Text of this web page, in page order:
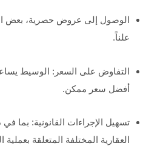
الوصول إلى عروض حصرية، بعض
علناً.
التفاوض على السعر: الوسيط
أفضل سعر ممكن.
تسهيل الإجراءات القانونية: بما
العقارية المختلفة المتعلقة بعملية